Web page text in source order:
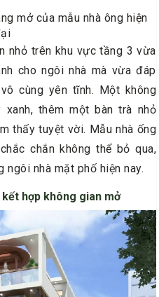
mở của mẫu nhà ông hiện
nhỏ trên khu vực tầng 3 vừa
cho ngôi nhà mà vừa đáp
cùng yên tĩnh. Một không
xanh, thêm một bàn trà nhỏ
thấy tuyệt vời. Mẫu nhà ống
chắn không thể bỏ qua,
nhà mặt phố hiện nay.
hợp không gian mở